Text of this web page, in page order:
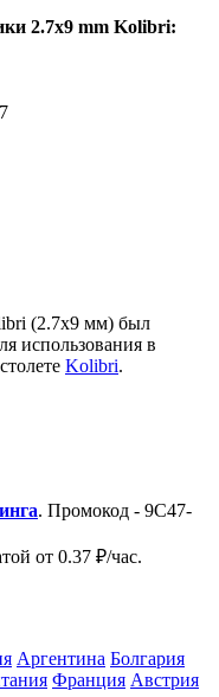
2.7x9 mm Kolibri:
(2.7x9 мм) был
использования в
Kolibri.
. Промокод - 9C47-
от 0.37 ₽/час.
Аргентина Болгария
Франция Австрия